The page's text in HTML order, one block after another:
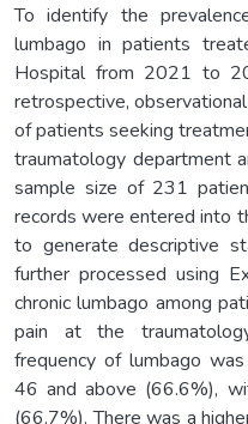
To identify the
lumbago in patients
Hospital from 2021 to
retrospective,
of patients seeking
traumatology department
sample size of 231
records were entered into
to generate descriptive
further processed using
chronic lumbago among
pain at the
frequency of lumbago
46 and above (66.6%),
(66.7%). There was a